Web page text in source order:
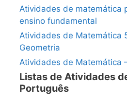
Atividades de matemática
ensino fundamental
Atividades de Matemática
Geometria
Atividades de Matemática
Listas de Atividades
Português